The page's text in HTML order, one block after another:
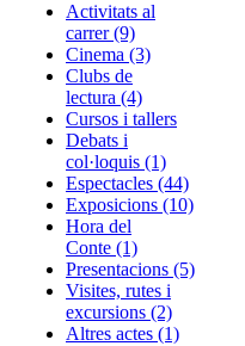
Activitats al
carrer (9)
Cinema (3)
Clubs de
lectura (4)
Cursos i tallers
Debats i
col·loquis (1)
Espectacles (44)
Exposicions (10)
Hora del
Conte (1)
Presentacions (5)
Visites, rutes i
excursions (2)
Altres actes (1)